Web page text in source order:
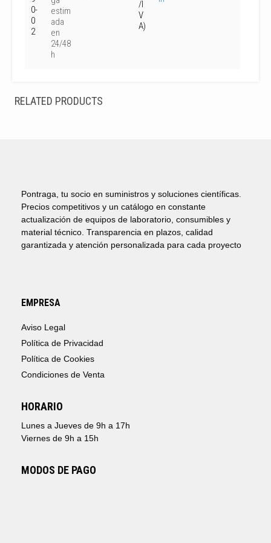
0-
0
2
estim
ada
en
24/48
h
/I
V
A)
RELATED PRODUCTS
Pontraga, tu socio en suministros y soluciones científicas.
Precios competitivos y un catálogo en constante
actualización de equipos de laboratorio, consumibles y
material técnico. Transparencia en plazos, calidad
garantizada y atención personalizada para cada proyecto
EMPRESA
Aviso Legal
Política de Privacidad
Política de Cookies
Condiciones de Venta
HORARIO
Lunes a Jueves de 9h a 17h
Viernes de 9h a 15h
MODOS DE PAGO